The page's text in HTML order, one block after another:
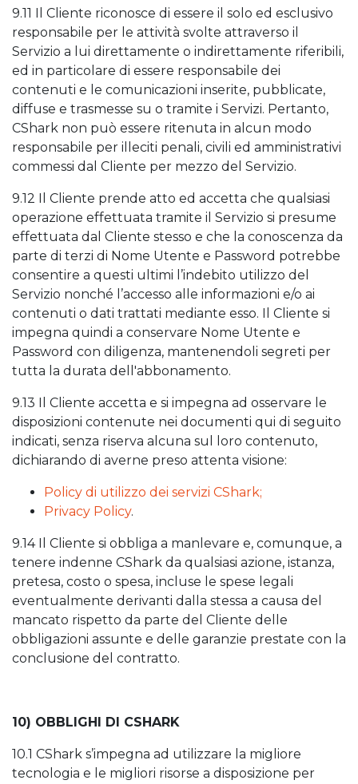
9.11 Il Cliente riconosce di essere il solo ed esclusivo
responsabile per le attività svolte attraverso il
Servizio a lui direttamente o indirettamente riferibili,
ed in particolare di essere responsabile dei
contenuti e le comunicazioni inserite, pubblicate,
diffuse e trasmesse su o tramite i Servizi. Pertanto,
CShark non può essere ritenuta in alcun modo
responsabile per illeciti penali, civili ed amministrativi
commessi dal Cliente per mezzo del Servizio.
9.12 Il Cliente prende atto ed accetta che qualsiasi
operazione effettuata tramite il Servizio si presume
effettuata dal Cliente stesso e che la conoscenza da
parte di terzi di Nome Utente e Password potrebbe
consentire a questi ultimi l’indebito utilizzo del
Servizio nonché l’accesso alle informazioni e/o ai
contenuti o dati trattati mediante esso. Il Cliente si
impegna quindi a conservare Nome Utente e
Password con diligenza, mantenendoli segreti per
tutta la durata dell'abbonamento.
9.13 Il Cliente accetta e si impegna ad osservare le
disposizioni contenute nei documenti qui di seguito
indicati, senza riserva alcuna sul loro contenuto,
dichiarando di averne preso attenta visione:
Policy di utilizzo dei servizi CShark;
Privacy Policy.
9.14 Il Cliente si obbliga a manlevare e, comunque, a
tenere indenne CShark da qualsiasi azione, istanza,
pretesa, costo o spesa, incluse le spese legali
eventualmente derivanti dalla stessa a causa del
mancato rispetto da parte del Cliente delle
obbligazioni assunte e delle garanzie prestate con la
conclusione del contratto.
10) OBBLIGHI DI CSHARK
10.1 CShark s’impegna ad utilizzare la migliore
tecnologia e le migliori risorse a disposizione per